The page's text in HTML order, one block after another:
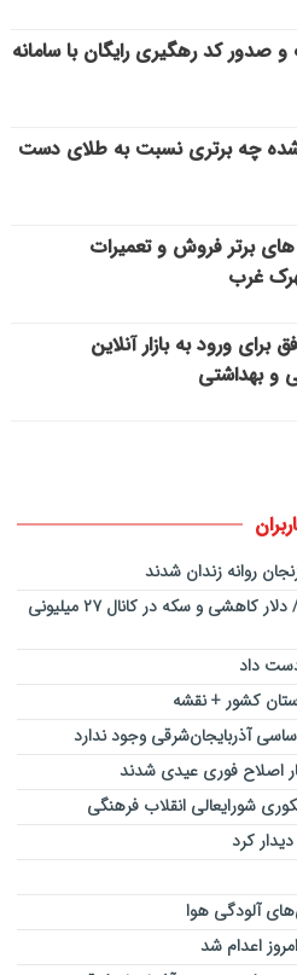
صدور کد رهگیری رایگان با سامانه
چه برتری نسبت به طلای دست
برتر فروش و تعمیرات
غرب
برای ورود به بازار آنلاین
و بهداشتی
روانه زندان شدند
قیمت دلار امروز ۵ شهریور ۱۴۰۲ / دلار کاهشی و سکه در کانال ۲۷ میلیونی
داد
آذربایجان‌شرقی وجود ندارد
اصلاح فوری عیدی شدند
شورایعالی انقلاب فرهنگی
کرد
آلودگی هوا
اعدام شد